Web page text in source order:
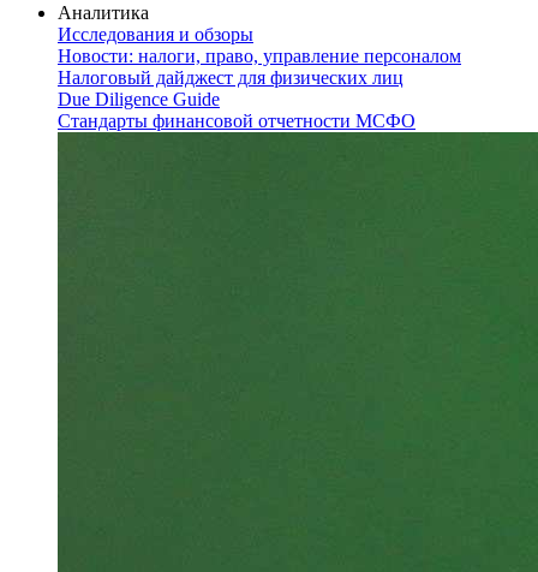
Аналитика
Исследования и обзоры
Новости: налоги, право, управление персоналом
Налоговый дайджест для физических лиц
Due Diligence Guide
Стандарты финансовой отчетности МСФО